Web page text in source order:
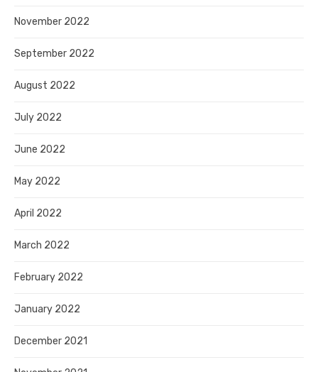
November 2022
September 2022
August 2022
July 2022
June 2022
May 2022
April 2022
March 2022
February 2022
January 2022
December 2021